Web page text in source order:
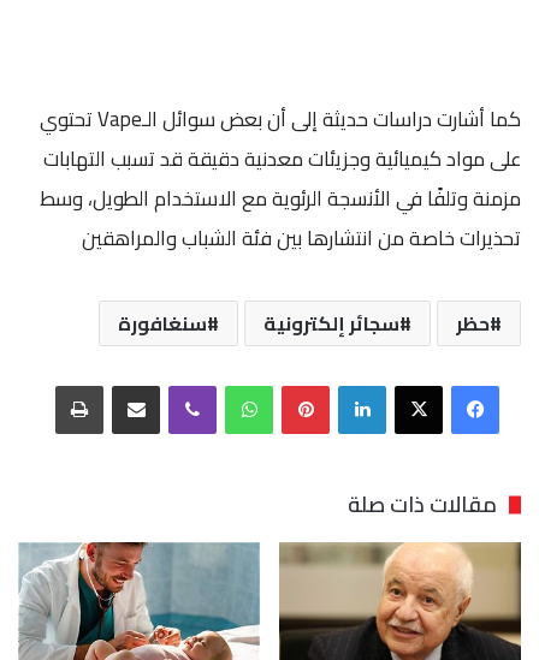
كما أشارت دراسات حديثة إلى أن بعض سوائل الـVape تحتوي
على مواد كيميائية وجزيئات معدنية دقيقة قد تسبب التهابات
مزمنة وتلفًا في الأنسجة الرئوية مع الاستخدام الطويل، وسط
تحذيرات خاصة من انتشارها بين فئة الشباب والمراهقين
حظر سجائر إلكترونية سنغافورة
فيسبوك‫X لينكدإن بينتيريستواتساب ڤايبر مشاركة عبر البريد طباعة
مقالات ذات صلة